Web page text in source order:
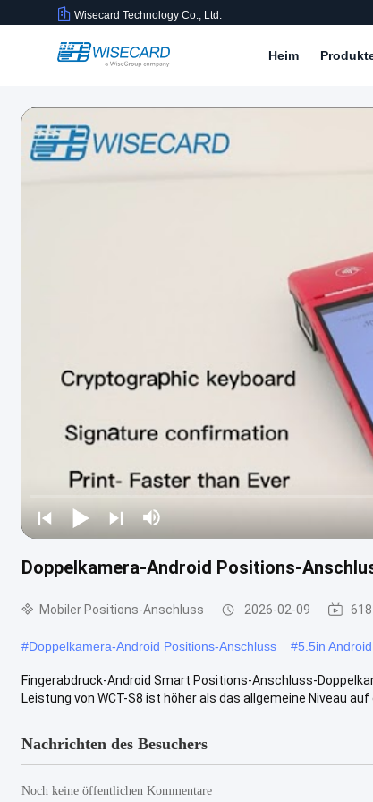
Wisecard Technology Co., Ltd.
Heim
Doppelkamera-Android Positions-
Mobiler Positions-Anschluss 2026-02-09
#Doppelkamera-Android Positions-Anschluss #5.5in
Fingerabdruck-Android Smart Positions-Anschluss-
Leistung von WCT-S8 ist höher als das allgemeine Niveau auf
Nachrichten des Besuchers
Noch keine öffentlichen Kommentare